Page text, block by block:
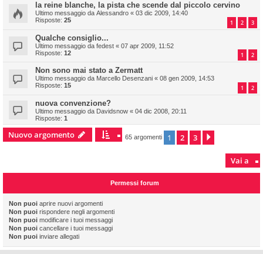
la reine blanche, la pista che scende dal piccolo cervino
Ultimo messaggio da Alessandro « 03 dic 2009, 14:40
Risposte: 25 1 2 3
Qualche consiglio...
Ultimo messaggio da fedest « 07 apr 2009, 11:52
Risposte: 12 1 2
Non sono mai stato a Zermatt
Ultimo messaggio da Marcello Desenzani « 08 gen 2009, 14:53
Risposte: 15 1 2
nuova convenzione?
Ultimo messaggio da Davidsnow « 04 dic 2008, 20:11
Risposte: 1
Nuovo argomento 65 argomenti 1 2 3
Vai a
Permessi forum
Non puoi aprire nuovi argomenti
Non puoi rispondere negli argomenti
Non puoi modificare i tuoi messaggi
Non puoi cancellare i tuoi messaggi
Non puoi inviare allegati